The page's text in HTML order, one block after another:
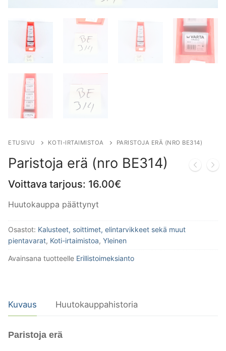
ETUSIVU KOTI-IRTAIMISTOA PARISTOJA ERÄ (NRO BE314)
Paristoja erä (nro BE314)
Voittava tarjous: 16.00€
Huutokauppa päättynyt
Osastot: Kalusteet, soittimet, elintarvikkeet sekä muut
pientavarat, Koti-irtaimistoa, Yleinen
Avainsana tuotteelle Erillistoimeksianto
Kuvaus Huutokauppahistoria
Paristoja erä